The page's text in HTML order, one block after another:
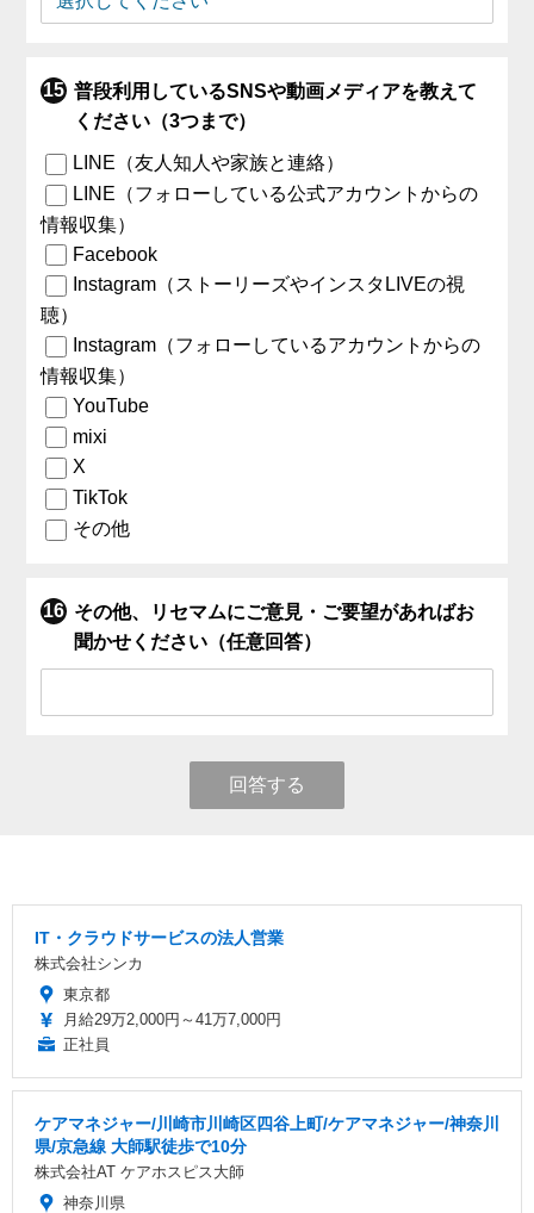
普段利用しているSNSや動画メディアを教えて
ください（3つまで）
LINE（友人知人や家族と連絡）
LINE（フォローしている公式アカウントからの
情報収集）
Facebook
Instagram（ストーリーズやインスタLIVEの視
聴）
Instagram（フォローしているアカウントからの
情報収集）
YouTube
mixi
X
TikTok
その他
その他、リセマムにご意見・ご要望があればお
聞かせください（任意回答）
回答する
IT・クラウドサービスの法人営業
株式会社シンカ
東京都
月給29万2,000円～41万7,000円
正社員
ケアマネジャー/川崎市川崎区四谷上町/ケアマネジャー/神奈川
県/京急線 大師駅徒歩で10分
株式会社AT ケアホスピス大師
神奈川県